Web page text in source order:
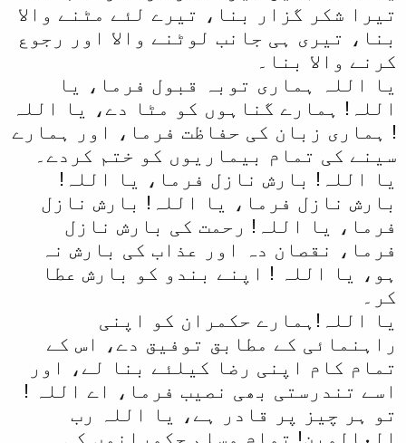
تیرا شکر گزار بنا، تیرے لئے مٹنے والا
بنا، تیری ہی جانب لوٹنے والا اور رجوع
کرنے والا بنا۔
یا اللہ ہماری توبہ قبول فرما، یا
اللہ! ہمارے گناہوں کو مٹا دے، یا اللہ
! ہماری زبان کی حفاظت فرما، اور ہمارے
سینے کی تمام بیماریوں کو ختم کردے۔
یا اللہ! بارش نازل فرما، یا اللہ!
بارش نازل فرما، یا اللہ! بارش نازل
فرما، یا اللہ! رحمت کی بارش نازل
فرما، نقصان دہ اور عذاب کی بارش نہ
ہو، یا اللہ ! اپنے بندو کو بارش عطا
کر۔
یا اللہ!ہمارے حکمران کو اپنی
راہنمائی کے مطابق توفیق دے، اس کے
تمام کام اپنی رضا کیلئے بنا لے، اور
اسے تندرستی بھی نصیب فرما، اے اللہ !
تو ہر چیز پر قادر ہے، یا اللہ رب
العالمین! تمام مسلم حکمرانوں کی